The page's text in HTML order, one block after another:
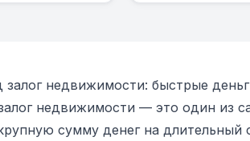
недвижимости: быстрые
недвижимости — это один из
сумму денег на длительный